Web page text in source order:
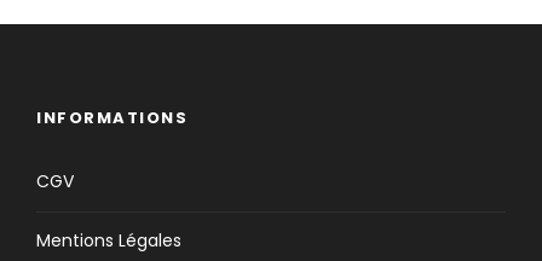
INFORMATIONS
CGV
Mentions Légales